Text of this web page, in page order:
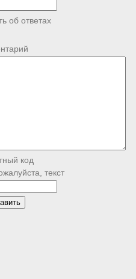
об ответах
текст